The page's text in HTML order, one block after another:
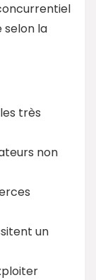
la
très
non
un